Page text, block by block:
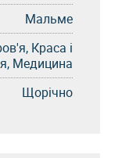
Мальме
Краса і
Медицина
Щорічно